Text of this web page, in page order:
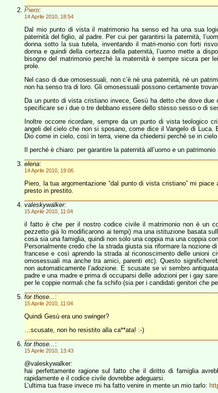
Piero:
14 Aprile 2010, 18:54
Dal mio punto di vista il matrimonio ha senso ed ha una sua
paternità del figlio, al padre. Per cui per garantirsi la paternità,
donna sotto la sua tutela, inventando il matri-monio con forti
donna e quindi della certezza della paternità, l’uomo mette a
bisogno del matrimonio perché la maternità è sempre sicura per
prole.
Nel caso di due omosessuali, non c’è nè una paternità, nè un
non ha senso tra di loro. Gli omosessuali possono certamente
Da un punto di vista cristiano invece, Gesù ha detto che dove
specificare se i due o tre debbano essere dello stesso sesso o di
Inoltre occorre ricordare, sempre da un punto di vista teologico
angeli del cielo che non si sposano, come dice il Vangelo di Luca.
Dio come in cielo, così in terra, viene da chiedersi perché se in
Il perché è chiaro: per garantire la paternità all’uomo e un
elena:
14 Aprile 2010, 19:06
Piero, la tua argomentazione “dal punto di vista cristiano” mi
presto in prestito.
valeskywalker:
15 Aprile 2010, 11:04
il fatto è che per il nostro codice civile il matrimonio non è un
pezzetto già lo modificarono ai tempi) ma una istituzione basata
cosa sia una famiglia, quindi non solo una coppia ma una coppia
Personalmente credo che la strada giusta sia riformare la nozione
francese e così aprendo la strada al riconoscimento delle unioni
omosessuali ma anche tra amici, parenti etc). Questo
non automaticamente l’adozione. E scusate se vi sembro
padre e una madre e prima di occuparsi delle adozioni per i gay
per le coppie normali che fa schifo (sia per i candidati genitori che
for those... :
15 Aprile 2010, 11:04
Quindi Gesù era uno swinger?
…scusate, non ho resistito alla ca**ata! :-)
for those... :
15 Aprile 2010, 13:43
@valeskywalker:
hai perfettamente ragione sul fatto che il diritto di famiglia
rapidamente e il codice civile dovrebbe adeguarsi.
L’ultima tua frase invece mi ha fatto venire in mente un mio tarlo: